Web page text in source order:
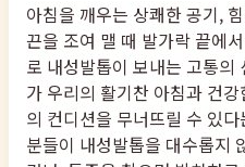
아침을 깨우는 상쾌한 공기,
끈을 조여 맬 때 발가락 끝에
로 내성발톱이 보내는 고통의
가 우리의 활기찬 아침과 건
의 컨디션을 무너뜨릴 수 있
분들이 내성발톱을 대수롭지